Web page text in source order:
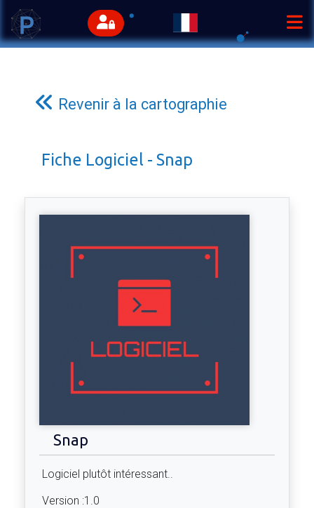
Revenir à la cartographie
Fiche Logiciel - Snap
Snap
Logiciel plutôt intéressant..
Version :1.0